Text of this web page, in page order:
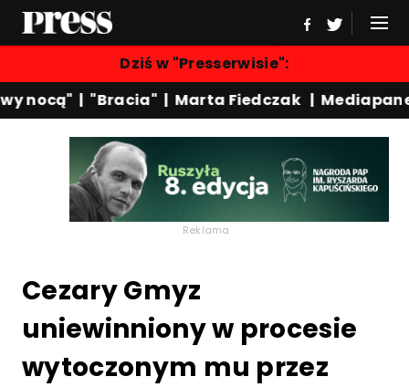
Dziś w "Presserwisie":
nocą"|"Bracia"| Marta Fiedczak|Mediapanel
Reklama
Cezary Gmyz
uniewinniony w procesie
wytoczonym mu przez